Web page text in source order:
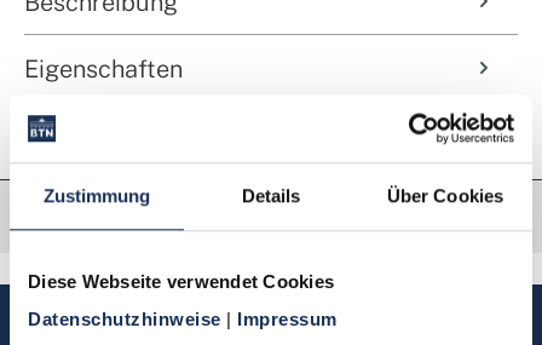
Zustimmung Details Über Cookies
Diese Webseite verwendet Cookies
Datenschutzhinweise | Impressum
Eigenschaften
Sie haben Fragen, möchten